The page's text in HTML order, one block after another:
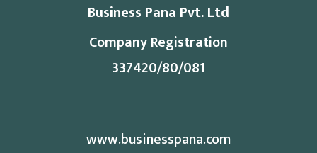
Business Pana Pvt. Ltd
Company Registration
337420/80/081
www.businesspana.com